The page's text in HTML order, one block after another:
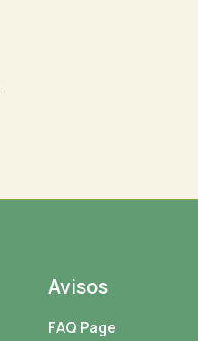
Avisos
FAQ Page